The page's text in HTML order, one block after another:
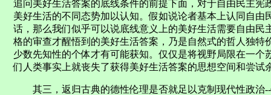
追问美好生活答案的底线条件的前提下面，对于自由民主
美好生活的不同态势加以认知。假如说论者基本上认同自
话，那么我们似乎可以说底线意义上的美好生活需要自由
格的审查才醒悟到的美好生活答案，乃是自然式的哲人独
少数先知性的个体才有可能获知。仅仅是将视野局限在一
们人类事实上就丧失了获得美好生活答案的思想空间和尝试
其三，返归古典的德性伦理是否就足以克制现代性政治